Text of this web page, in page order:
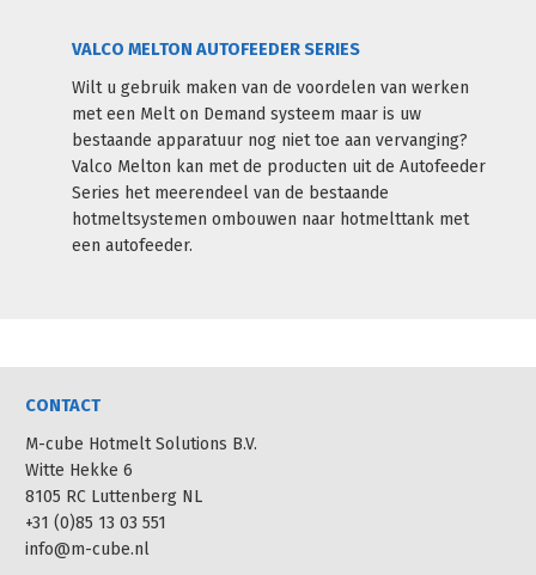
VALCO MELTON AUTOFEEDER SERIES
Wilt u gebruik maken van de voordelen van werken
met een Melt on Demand systeem maar is uw
bestaande apparatuur nog niet toe aan vervanging?
Valco Melton kan met de producten uit de Autofeeder
Series het meerendeel van de bestaande
hotmeltsystemen ombouwen naar hotmelttank met
een autofeeder.
CONTACT
M-cube Hotmelt Solutions B.V.
Witte Hekke 6
8105 RC Luttenberg NL
+31 (0)85 13 03 551
info@m-cube.nl